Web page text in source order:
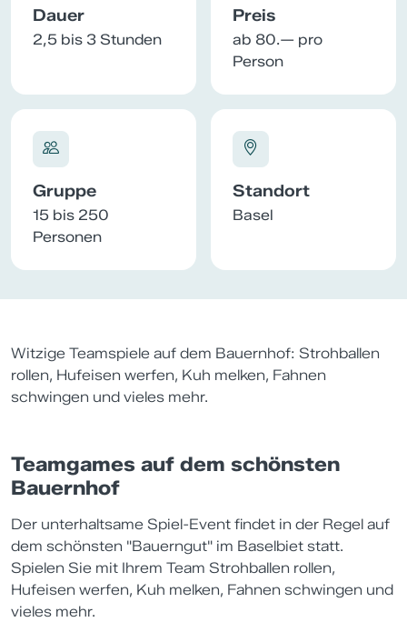
Dauer
2,5 bis 3 Stunden
Preis
ab 80.— pro
Person
Gruppe
15 bis 250
Personen
Standort
Basel
Witzige Teamspiele auf dem Bauernhof: Strohballen
rollen, Hufeisen werfen, Kuh melken, Fahnen
schwingen und vieles mehr.
Teamgames auf dem schönsten
Bauernhof
Der unterhaltsame Spiel-Event findet in der Regel auf
dem schönsten "Bauerngut" im Baselbiet statt.
Spielen Sie mit Ihrem Team Strohballen rollen,
Hufeisen werfen, Kuh melken, Fahnen schwingen und
vieles mehr.